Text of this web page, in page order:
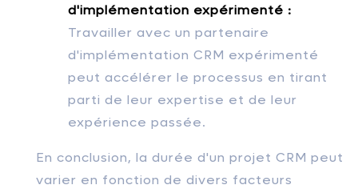
d'implémentation expérimenté :
Travailler avec un partenaire
d'implémentation CRM expérimenté
peut accélérer le processus en tirant
parti de leur expertise et de leur
expérience passée.
En conclusion, la durée d'un projet CRM peut
varier en fonction de divers facteurs